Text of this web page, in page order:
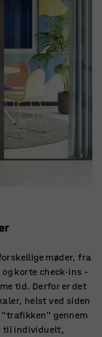
møder, fra
korte check-ins –
tid. Derfor er det
helst ved siden
gennem
til individuelt,